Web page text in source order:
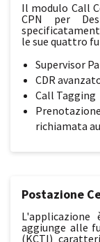
Il modulo Call
CPN per
le sue quattro
Supervisor
CDR
Call Tagging
richiamata
Postazione
aggiunge alle
(KCTI)